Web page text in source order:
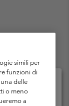
Garanziasimili per
funzioni di
delle
o meno
a
la lingua